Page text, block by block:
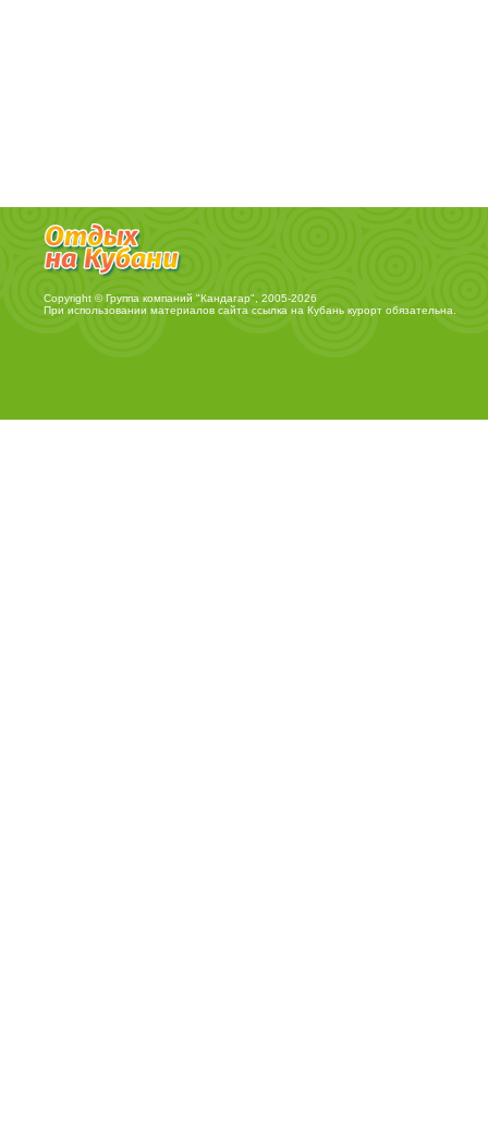
Copyright © Группа компаний "Кандагар", 2005-2026
При использовании материалов сайта ссылка на Кубань курортобязательна.